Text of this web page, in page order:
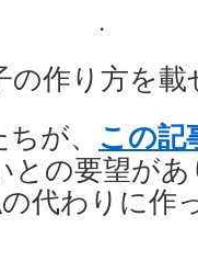
.
の作り方を
が、 この記
との要望が
代わりに作